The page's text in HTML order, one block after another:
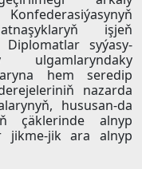
işjeň
syýasy-
hem seredip
nazarda
hususan-da
çäklerinde alnyp
jikme-jik ara alnyp